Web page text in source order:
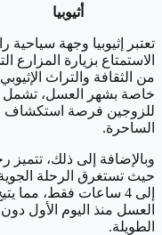
أثيوبيا
تعتبر إثيوبيا وجهة سياحية
الاستمتاع بزيارة المزارع
من الثقافة والتراث
خاصة بشهر العسل، تشمل
للزوجين فرصة استكشاف
الساحرة.
وبالإضافة إلى ذلك، تتميز
إلى 4 ساعات فقط، مما
العسل منذ اليوم الأول
الطويلة.